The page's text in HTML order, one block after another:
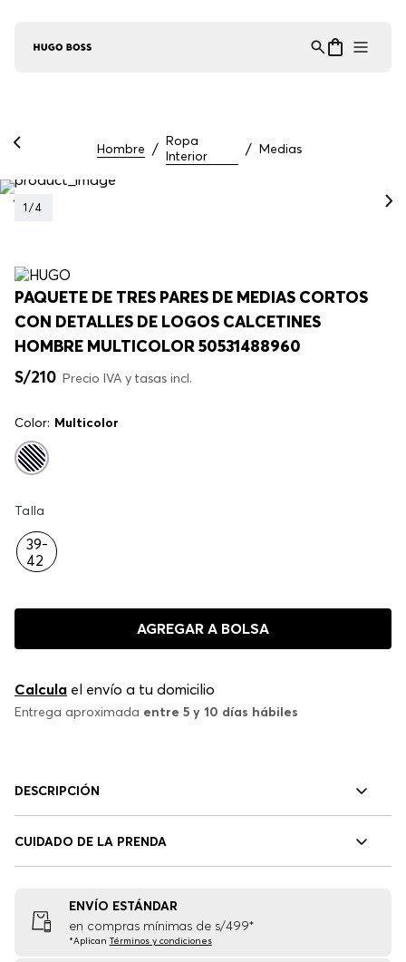
Hombre
Ropa
Interior
Medias
1 /4
PAQUETE DE TRES PARES DE MEDIAS CORTOS
CON DETALLES DE LOGOS CALCETINES
HOMBRE MULTICOLOR 50531488960
S/210 Precio IVA y tasas incl.
Color: Multicolor
Talla
39-
42
AGREGAR A BOLSA
Calcula el envío a tu domicilio
Entrega aproximada entre 5 y 10 días hábiles
DESCRIPCIÓN
CUIDADO DE LA PRENDA
ENVÍO ESTÁNDAR
en compras mínimas de s/499*
*Aplican Términos y condiciones
Asistente Virtual
en línea ⋮